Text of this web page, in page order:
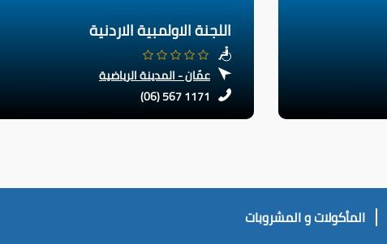
اللجنة الاولمبية الاردنية
عمّان - المدينة الرياضية
(06) 567 1171
المأكولات و المشروبات